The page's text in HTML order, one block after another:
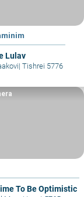
Lulav
| Tishrei 5776
To Be Optimistic